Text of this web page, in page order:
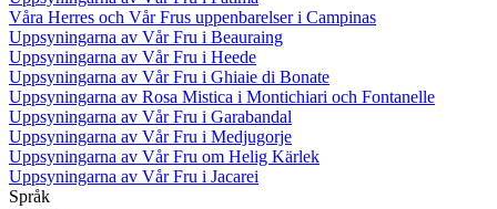
Våra Herres och Vår Frus uppenbarelser i Campinas
Uppsyningarna av Vår Fru i Beauraing
Uppsyningarna av Vår Fru i Heede
Uppsyningarna av Vår Fru i Ghiaie di Bonate
Uppsyningarna av Rosa Mistica i Montichiari och Fontanelle
Uppsyningarna av Vår Fru i Garabandal
Uppsyningarna av Vår Fru i Medjugorje
Uppsyningarna av Vår Fru om Helig Kärlek
Uppsyningarna av Vår Fru i Jacarei
Språk